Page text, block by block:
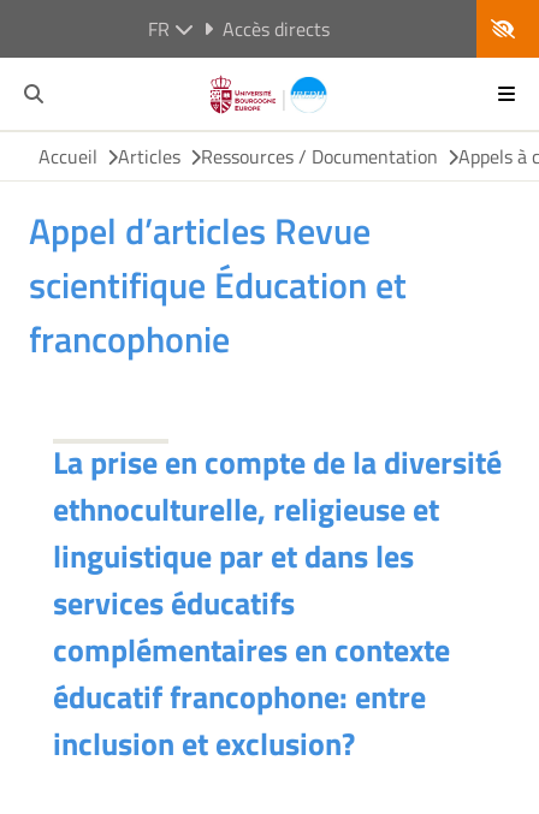
FR Accès directs
Accueil Articles Ressources / Documentation Appels à
Appel d’articles Revue
scientifique Éducation et
francophonie
La prise en compte de la diversité
ethnoculturelle, religieuse et
linguistique par et dans les
services éducatifs
complémentaires en contexte
éducatif francophone: entre
inclusion et exclusion?